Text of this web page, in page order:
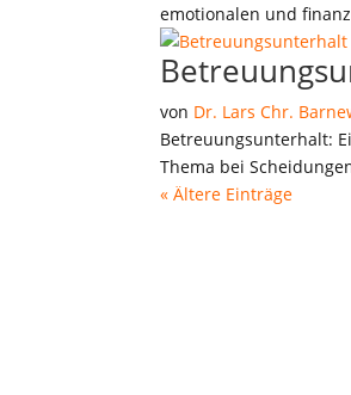
emotionalen und
von Dr. Lars Chr.
Betreuungsunterhalt:
Thema bei
« Ältere Einträge